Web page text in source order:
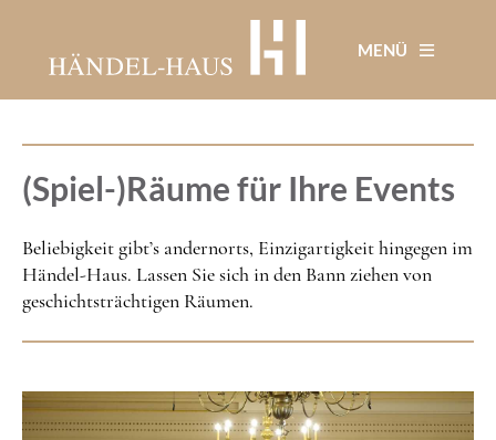
MENÜ
(Spiel-)Räume für Ihre Events
Beliebigkeit gibt’s andernorts, Einzigartigkeit hingegen im
Händel-Haus. Lassen Sie sich in den Bann ziehen von
geschichtsträchtigen Räumen.